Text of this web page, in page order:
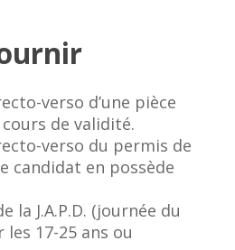
verso d’une pièce
de validité.
verso du permis de
candidat en possède
la J.A.P.D. (journée du
17-25 ans ou